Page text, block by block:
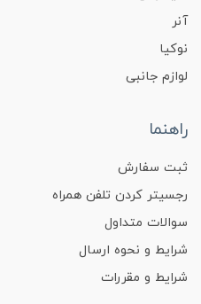
آنر
نوکیا
لوازم جانبی
راهنما
ثبت سفارش
رجسیتر کردن تلفن همراه
سوالات متداول
شرایط و نحوه ارسال
شرایط و مقررات